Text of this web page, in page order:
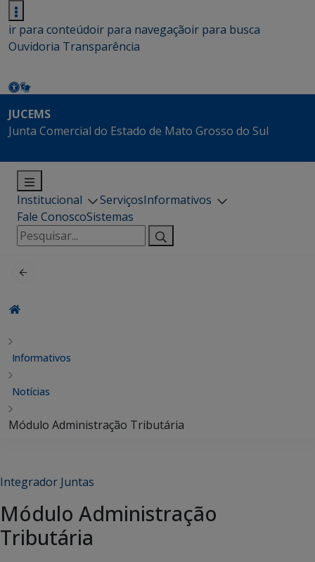
ir para conteúdoir para navegaçãoir para busca
Ouvidoria Transparência
JUCEMS
Junta Comercial do Estado de Mato Grosso do Sul
Institucional ServiçosInformativos
Fale ConoscoSistemas
Pesquisar
por:
Informativos
Notícias
Módulo Administração Tributária
Integrador Juntas
Módulo Administração
Tributária